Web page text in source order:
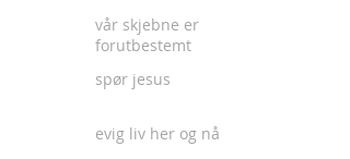
vår skjebne er
forutbestemt
spør jesus
evig liv her og nå